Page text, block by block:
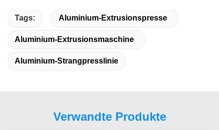
Tags: Aluminium-Extrusionspresse
Aluminium-Extrusionsmaschine
Aluminium-Strangpresslinie
Verwandte Produkte